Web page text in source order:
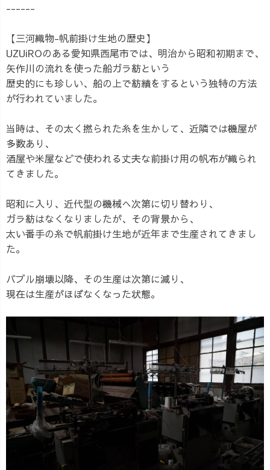
------
【三河織物-帆前掛け生地の歴史】
UZUiROのある愛知県西尾市では、明治から昭和初期まで、
矢作川の流れを使った船ガラ紡という
歴史的にも珍しい、船の上で紡績をするという独特の方法
が行われていました。
当時は、その太く撚られた糸を生かして、近隣では機屋が
多数あり、
酒屋や米屋などで使われる丈夫な前掛け用の帆布が織られ
てきました。
昭和に入り、近代型の機械へ次第に切り替わり、
ガラ紡はなくなりましたが、その背景から、
太い番手の糸で帆前掛け生地が近年まで生産されてきまし
た。
バブル崩壊以降、その生産は次第に減り、
現在は生産がほぼなくなった状態。